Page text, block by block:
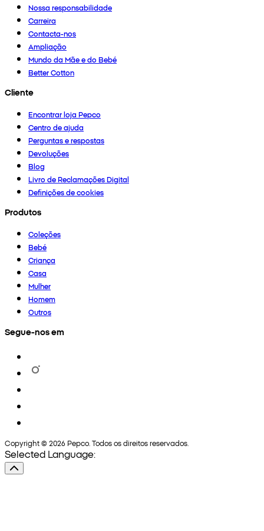
Nossa responsabilidade
Carreira
Contacta-nos
Ampliação
Mundo da Mãe e do Bebé
Better Cotton
Cliente
Encontrar loja Pepco
Centro de ajuda
Perguntas e respostas
Devoluções
Blog
Livro de Reclamações Digital
Definições de cookies
Produtos
Coleções
Bebé
Criança
Casa
Mulher
Homem
Outros
Segue-nos em
Copyright © 2026 Pepco. Todos os direitos reservados.
Selected Language: